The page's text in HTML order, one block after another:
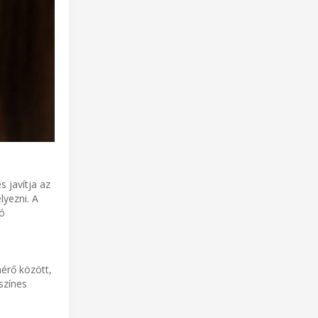
javítja az
A
között,